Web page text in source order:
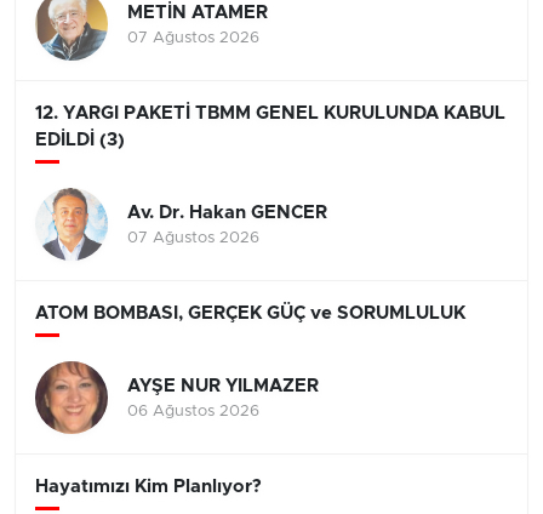
METİN ATAMER
07 Ağustos 2026
12. YARGI PAKETİ TBMM GENEL KURULUNDA KABUL
EDİLDİ (3)
Av. Dr. Hakan GENCER
07 Ağustos 2026
ATOM BOMBASI, GERÇEK GÜÇ ve SORUMLULUK
AYŞE NUR YILMAZER
06 Ağustos 2026
Hayatımızı Kim Planlıyor?